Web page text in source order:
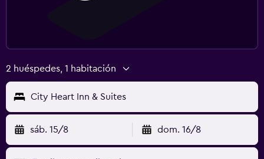
2 huéspedes, 1 habitación
City Heart Inn & Suites
sáb. 15/8 dom. 16/8